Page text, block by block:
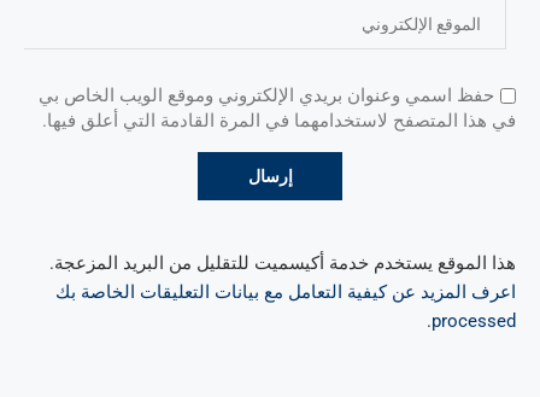
حفظ اسمي وعنوان بريدي الإلكتروني وموقع الويب الخاص بي
في هذا المتصفح لاستخدامهما في المرة القادمة التي أعلق فيها.
هذا الموقع يستخدم خدمة أكيسميت للتقليل من البريد المزعجة.
اعرف المزيد عن كيفية التعامل مع بيانات التعليقات الخاصة بك
processed
.